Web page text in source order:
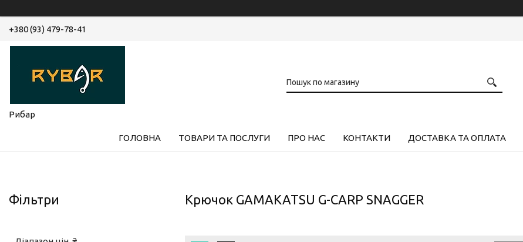
+380 (93) 479-78-41
Рибар
ГОЛОВНА ТОВАРИ ТА ПОСЛУГИ ПРО НАС КОНТАКТИ ДОСТАВКА ТА ОПЛАТА
Крючок GAMAKATSU G-CARP SNAGGER
Фільтри